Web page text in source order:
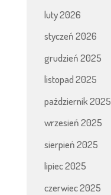
luty 2026
styczeń 2026
grudzień 2025
listopad 2025
październik 2025
wrzesień 2025
sierpień 2025
lipiec 2025
czerwiec 2025